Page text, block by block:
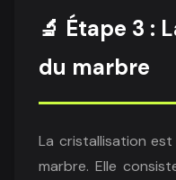
🔬 Étape 3 :
du marbre
La cristallisation
marbre. Elle